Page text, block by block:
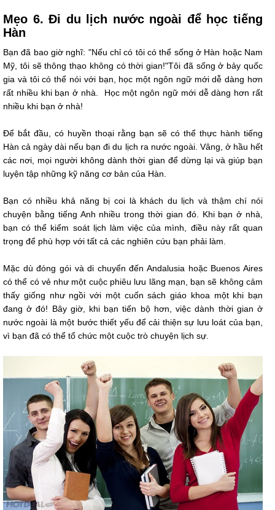
Mẹo 6. Đi du lịch nước ngoài để học tiếng
Hàn
Bạn đã bao giờ nghĩ: "Nếu chỉ có tôi có thể sống ở Hàn hoặc Nam
Mỹ, tôi sẽ thông thạo không có thời gian!"Tôi đã sống ở bảy quốc
gia và tôi có thể nói với bạn, học một ngôn ngữ mới dễ dàng hơn
rất nhiều khi bạn ở nhà. Học một ngôn ngữ mới dễ dàng hơn rất
nhiều khi bạn ở nhà!
Để bắt đầu, có huyền thoại rằng bạn sẽ có thể thực hành tiếng
Hàn cả ngày dài nếu bạn đi du lịch ra nước ngoài. Vâng, ở hầu hết
các nơi, mọi người không dành thời gian để dừng lại và giúp bạn
luyện tập những kỹ năng cơ bản của Hàn.
Bạn có nhiều khả năng bị coi là khách du lịch và thậm chí nói
chuyện bằng tiếng Anh nhiều trong thời gian đó. Khi bạn ở nhà,
bạn có thể kiểm soát lịch làm việc của mình, điều này rất quan
trọng để phù hợp với tất cả các nghiên cứu bạn phải làm.
Mặc dù đóng gói và di chuyển đến Andalusia hoặc Buenos Aires
có thể có vẻ như một cuộc phiêu lưu lãng mạn, bạn sẽ không cảm
thấy giống như ngồi với một cuốn sách giáo khoa một khi bạn
đang ở đó! Bây giờ, khi bạn tiến bộ hơn, việc dành thời gian ở
nước ngoài là một bước thiết yếu để cải thiện sự lưu loát của bạn,
vì bạn đã có thể tổ chức một cuộc trò chuyện lịch sự.